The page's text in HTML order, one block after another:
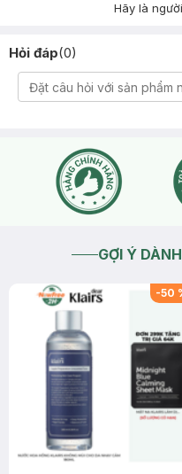
Hãy là
Hỏi đáp(0)
GỢI Ý
-50